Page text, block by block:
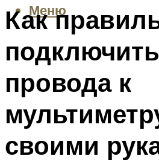
Меню
Как
подключить
провода к
своими